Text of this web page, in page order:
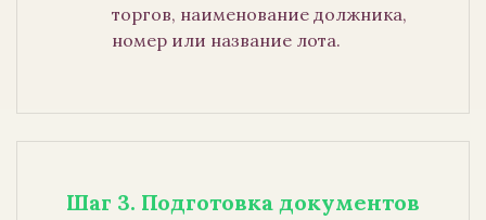
торгов, наименование должника,
номер или название лота.
Шаг 3. Подготовка документов